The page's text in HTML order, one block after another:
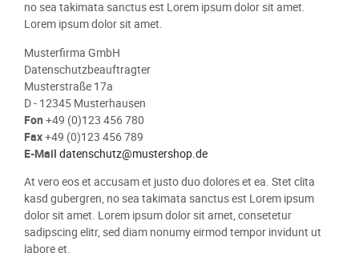
no sea takimata sanctus est Lorem ipsum dolor sit amet.
Lorem ipsum dolor sit amet.
Musterfirma GmbH
Datenschutzbeauftragter
Musterstraße 17a
D - 12345 Musterhausen
Fon +49 (0)123 456 780
Fax+49 (0)123 456 789
E-Mail datenschutz@mustershop.de
At vero eos et accusam et justo duo dolores et ea. Stet clita
kasd gubergren, no sea takimata sanctus est Lorem ipsum
dolor sit amet. Lorem ipsum dolor sit amet, consetetur
sadipscing elitr, sed diam nonumy eirmod tempor invidunt ut
labore et.